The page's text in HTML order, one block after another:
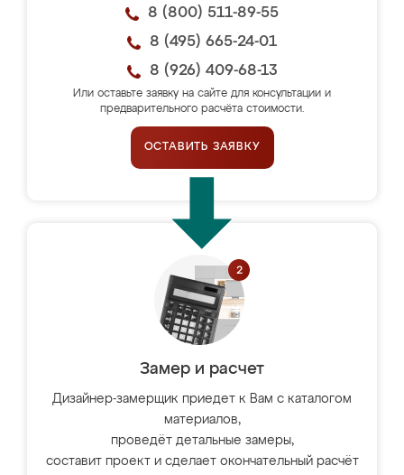
8 (800) 511-89-55
8 (495) 665-24-01
8 (926) 409-68-13
Или оставьте заявку на сайте для консультации и
предварительного расчёта стоимости.
ОСТАВИТЬ ЗАЯВКУ
Замер и расчет
Дизайнер-замерщик приедет к Вам с каталогом
материалов,
проведёт детальные замеры,
составит проект и сделает окончательный расчёт